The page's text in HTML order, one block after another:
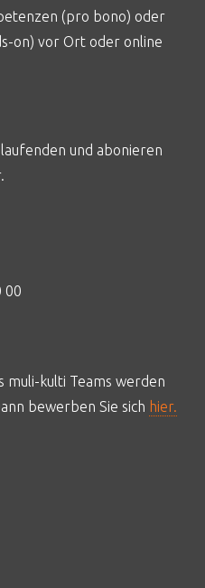
(pro bono) oder
on) vor Ort oder online
und abonieren
00
muli-kulti Teams werden
bewerben Sie sich hier.